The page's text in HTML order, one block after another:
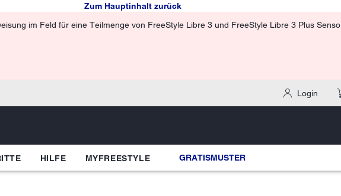
Zum Hauptinhalt zurück
im Feld für eine Teilmenge von FreeStyle Libre 3 und FreeStyle Libre 3 Plus
Login
HILFE MYFREESTYLE GRATISMUSTER